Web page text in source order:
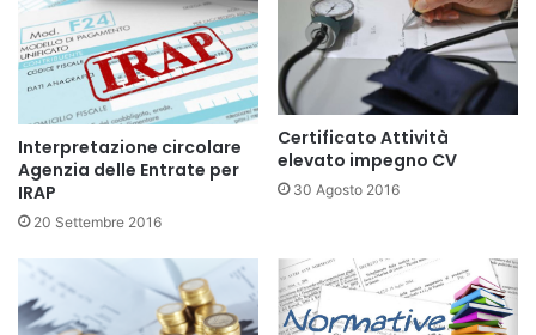
Interpretazione circolare
Agenzia delle Entrate per
IRAP
20 Settembre 2016
Certificato Attività
elevato impegno CV
30 Agosto 2016